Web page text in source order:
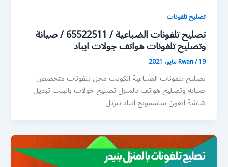
تصليح تلفونات
تصليح تلفونات الضباعية / 65522511 / صيانة
وتصليح تلفونات هواتف جولات ايباد
Rwan/19 مايو، 2021
تصليح تلفونات الضباعية الكويت محل تلفونات متخصص
صيانة وتصليح هواتف بالمنزل تصليح جولات بالبيت تبديل
شاشة ايفون سامسونج ايباد تنزيل